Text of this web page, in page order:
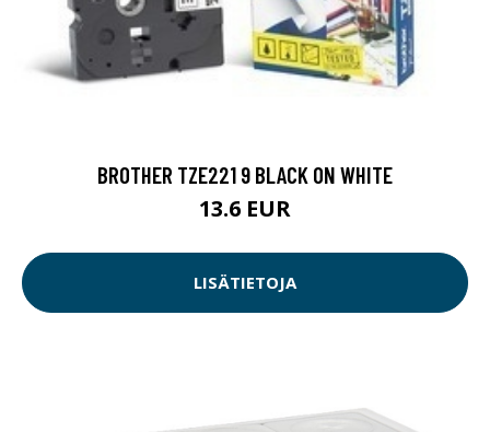
BROTHER TZE221 9 BLACK ON WHITE
13.6 EUR
LISÄTIETOJA